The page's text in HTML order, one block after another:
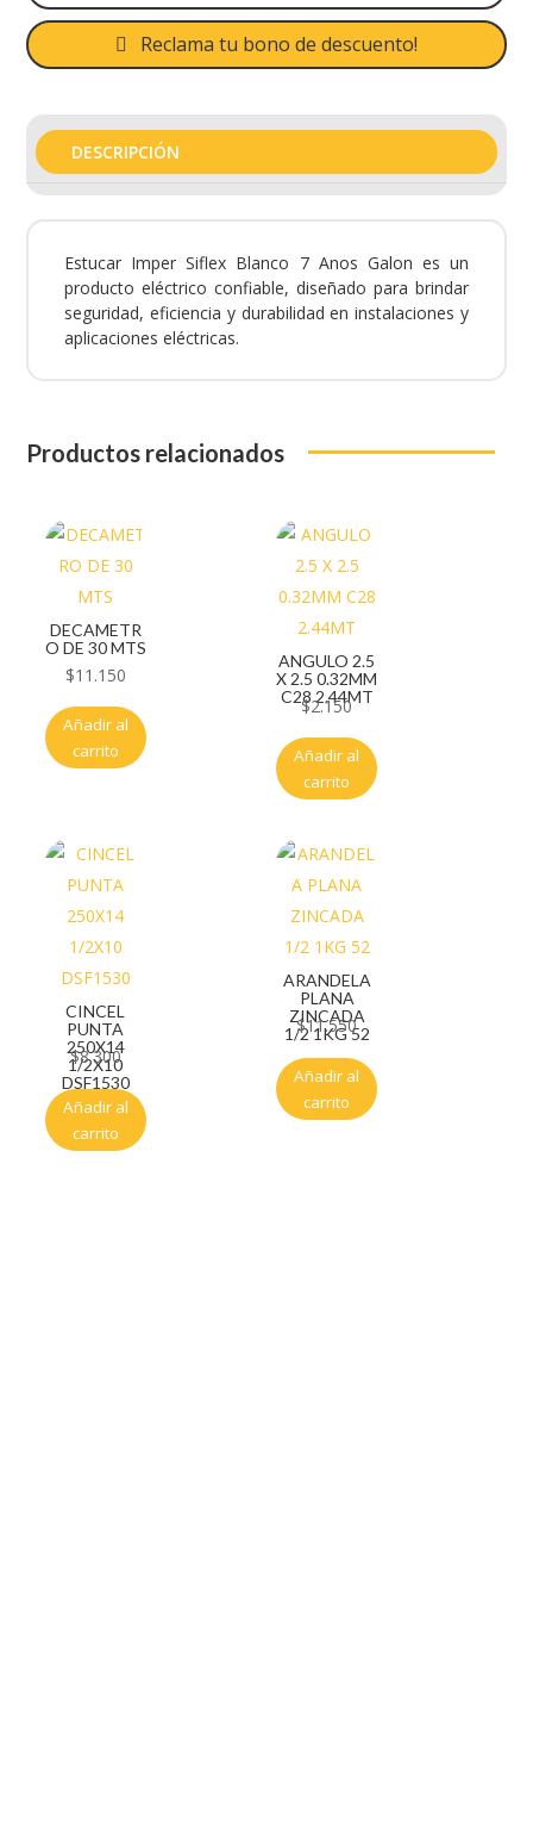
Reclama tu bono de descuento!
DESCRIPCIÓN
Estucar Imper Siflex Blanco 7 Anos Galon es un
producto eléctrico confiable, diseñado para brindar
seguridad, eficiencia y durabilidad en instalaciones y
aplicaciones eléctricas.
Productos relacionados
DECAMETR
O DE 30 MTS
$11.150
Añadir al
carrito
ANGULO 2.5
X 2.5 0.32MM
C28 2.44MT
$2.150
Añadir al
carrito
CINCEL
PUNTA
250X14
1/2X10
DSF1530
$8.300
Añadir al
carrito
ARANDELA
PLANA
ZINCADA
1/2 1KG 52
$11.550
Añadir al
carrito